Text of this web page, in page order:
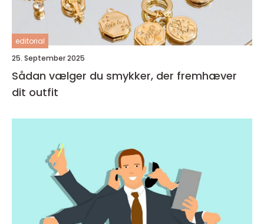
editorial
25. September 2025
Sådan vælger du smykker, der fremhæver
dit outfit